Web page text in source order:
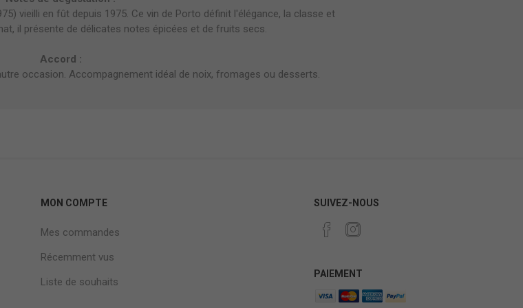
vieilli en fût depuis 1975. Ce vin de Porto définit l'élégance, la classe et
il présente de délicates notes épicées et de fruits secs.
Accord :
occasion. Accompagnement idéal de noix, fromages ou desserts.
MON COMPTE
Mes commandes
Récemment vus
Liste de souhaits
SUIVEZ-NOUS
PAIEMENT